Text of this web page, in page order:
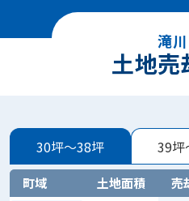
滝
土地売
30坪～38坪 39坪
町域 土地面積 売